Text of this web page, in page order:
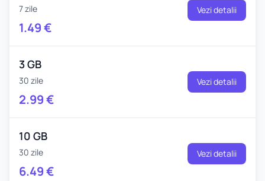
7 zile
1.49€
Vezi detalii
3 GB
30 zile
2.99€
Vezi detalii
10 GB
30 zile
6.49€
Vezi detalii